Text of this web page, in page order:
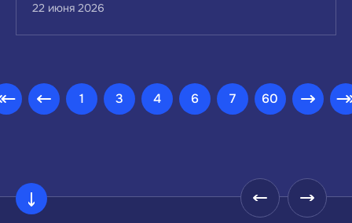
22 июня 2026
1 3 4 6 7 60